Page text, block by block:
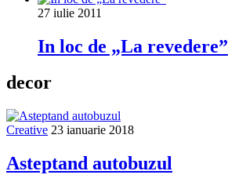
27 iulie 2011
In loc de „La revedere”
decor
Creative 23 ianuarie 2018
Asteptand autobuzul